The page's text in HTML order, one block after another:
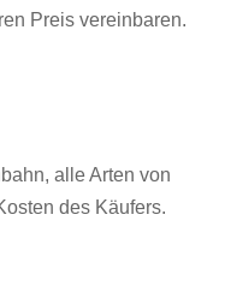
Preis vereinbaren.
alle Arten von
des Käufers.